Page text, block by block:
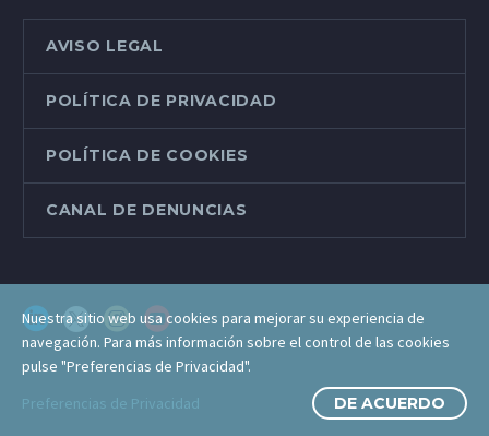
AVISO LEGAL
POLÍTICA DE PRIVACIDAD
POLÍTICA DE COOKIES
CANAL DE DENUNCIAS
Nuestra sitio web usa cookies para mejorar su experiencia de
navegación. Para más información sobre el control de las cookies
pulse "Preferencias de Privacidad".
Preferencias de Privacidad
DE ACUERDO